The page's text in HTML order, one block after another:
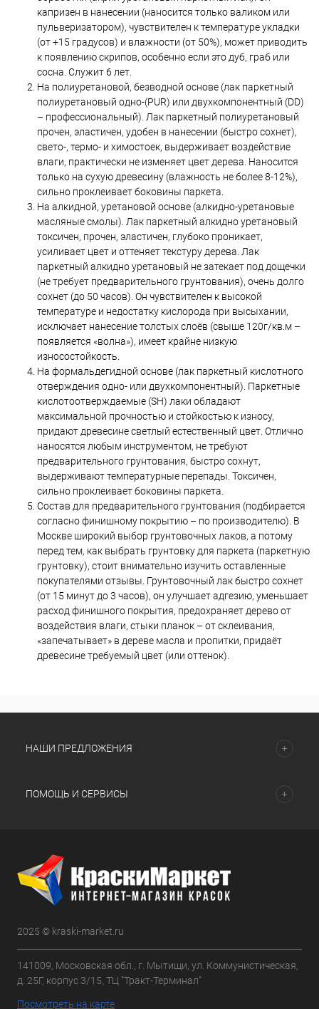
капризен в нанесении (наносится только валиком или
пульверизатором), чувствителен к температуре укладки
(от +15 градусов) и влажности (от 50%), может приводить
к появлению скрипов, особенно если это дуб, граб или
сосна. Служит 6 лет.
На полиуретановой, безводной основе (лак паркетный
полиуретановый одно-(PUR) или двухкомпонентный (DD)
– профессиональный). Лак паркетный полиуретановый
прочен, эластичен, удобен в нанесении (быстро сохнет),
свето-, термо- и химостоек, выдерживает воздействие
влаги, практически не изменяет цвет дерева. Наносится
только на сухую древесину (влажность не более 8-12%),
сильно проклеивает боковины паркета.
На алкидной, уретановой основе (алкидно-уретановые
масляные смолы). Лак паркетный алкидно уретановый
токсичен, прочен, эластичен, глубоко проникает,
усиливает цвет и оттеняет текстуру дерева. Лак
паркетный алкидно уретановый не затекает под дощечки
(не требует предварительного грунтования), очень долго
сохнет (до 50 часов). Он чувствителен к высокой
температуре и недостатку кислорода при высыхании,
исключает нанесение толстых слоёв (свыше 120г/кв.м –
появляется «волна»), имеет крайне низкую
износостойкость.
На формальдегидной основе (лак паркетный кислотного
отверждения одно- или двухкомпонентный). Паркетные
кислотоотверждаемые (SH) лаки обладают
максимальной прочностью и стойкостью к износу,
придают древесине светлый естественный цвет. Отлично
наносятся любым инструментом, не требуют
предварительного грунтования, быстро сохнут,
выдерживают температурные перепады. Токсичен,
сильно проклеивает боковины паркета.
Состав для предварительного грунтования (подбирается
согласно финишному покрытию – по производителю). В
Москве широкий выбор грунтовочных лаков, а потому
перед тем, как выбрать грунтовку для паркета (паркетную
грунтовку), стоит внимательно изучить оставленные
покупателями отзывы. Грунтовочный лак быстро сохнет
(от 15 минут до 3 часов), он улучшает адгезию, уменьшает
расход финишного покрытия, предохраняет дерево от
воздействия влаги, стыки планок – от склеивания,
«запечатывает» в дереве масла и пропитки, придаёт
древесине требуемый цвет (или оттенок).
НАШИ ПРЕДЛОЖЕНИЯ
ПОМОЩЬ И СЕРВИСЫ
2025 © kraski-market.ru
141009, Московская обл., г. Мытищи, ул. Коммунистическая,
д. 25Г, корпус 3/15, ТЦ "Тракт-Терминал"
Посмотреть на карте